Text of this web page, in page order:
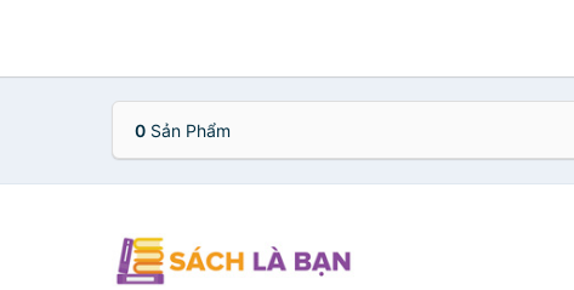
0 Sản Phẩm